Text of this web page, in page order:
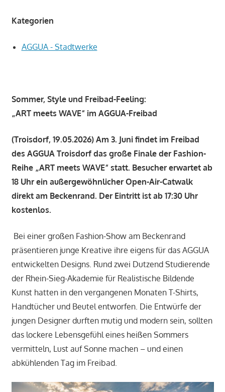
Kategorien
AGGUA - Stadtwerke
Sommer, Style und Freibad-Feeling:
„ART meets WAVE“ im AGGUA-Freibad
(Troisdorf, 19.05.2026) Am 3. Juni findet im Freibad
des AGGUA Troisdorf das große Finale der Fashion-
Reihe „ART meets WAVE“ statt. Besucher erwartet ab
18 Uhr ein außergewöhnlicher Open-Air-Catwalk
direkt am Beckenrand. Der Eintritt ist ab 17:30 Uhr
kostenlos.
Bei einer großen Fashion-Show am Beckenrand
präsentieren junge Kreative ihre eigens für das AGGUA
entwickelten Designs. Rund zwei Dutzend Studierende
der Rhein-Sieg-Akademie für Realistische Bildende
Kunst hatten in den vergangenen Monaten T-Shirts,
Handtücher und Beutel entworfen. Die Entwürfe der
jungen Designer durften mutig und modern sein, sollten
das lockere Lebensgefühl eines heißen Sommers
vermitteln, Lust auf Sonne machen – und einen
abkühlenden Tag im Freibad.